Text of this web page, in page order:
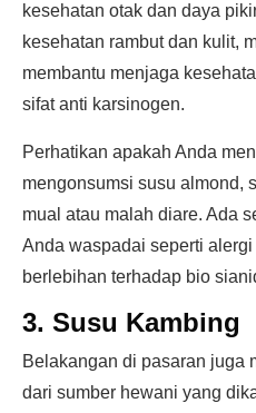
kesehatan otak dan daya
kesehatan rambut dan kulit,
membantu menjaga
sifat anti karsinogen.
Perhatikan apakah Anda
mengonsumsi susu almond,
mual atau malah diare. Ada
Anda waspadai seperti
berlebihan terhadap bio
3. Susu Kambing
Belakangan di pasaran juga
dari sumber hewani yang